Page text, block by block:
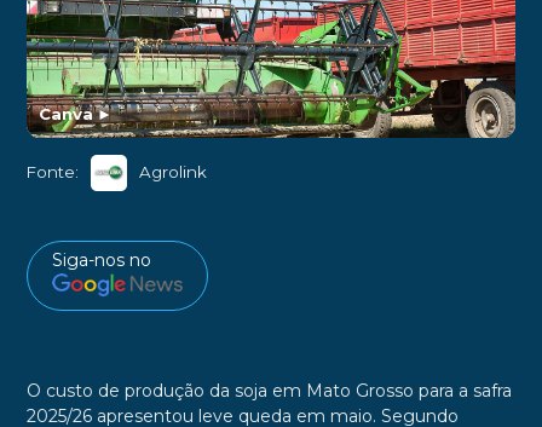
Canva►
Fonte: Agrolink
Siga-nos no
O custo de produção da soja em Mato Grosso para a safra
2025/26 apresentou leve queda em maio. Segundo